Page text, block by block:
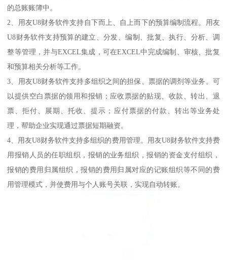
的总账账簿中。
2、用友U8财务软件支持自下而上、自上而下的预算编制流程。用友
U8财务软件支持预算的建立、分发、编制、批复、执行、分析、调
整等管理，并与EXCEL集成，可在EXCEL中完成编制、审核、批复
和预算相关分析等工作。
3、用友U8财务软件支持多组织之间的担保、票据的调剂等业务。可
以提供空白票据的领用和报销；应收票据的贴现、收款、转出、退
票、拒付、展期、托收、提示；应付票据的付款、转出等业务处
理，帮助企业实现通过票据短期融资。
4、用友U8财务软件支持多组织的费用管理。用友U8财务软件支持费
用报销人员的任职组织，报销的业务组织，报销的资金支付组织，
报销的费用归属组织，报销的费用归属对应的记账组织等不同的费
用管理模式，并使费用与个人账号关联，实现自动转账。